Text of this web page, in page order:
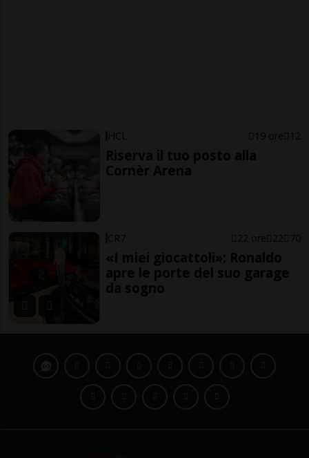
HCL 19 ore 12
Riserva il tuo posto alla
Cornèr Arena
CR7 22 ore 22 70
«I miei giocattoli»: Ronaldo
apre le porte del suo garage
da sogno